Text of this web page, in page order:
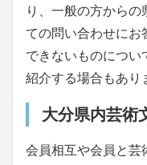
り、一般の方から
ての問い合わせにお
できないものについ
紹介する場合もあり
大分県内芸術
会員相互や会員と芸